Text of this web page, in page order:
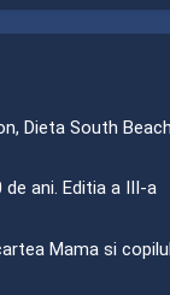
Dieta South
ani. Editia a III-a
Mama si